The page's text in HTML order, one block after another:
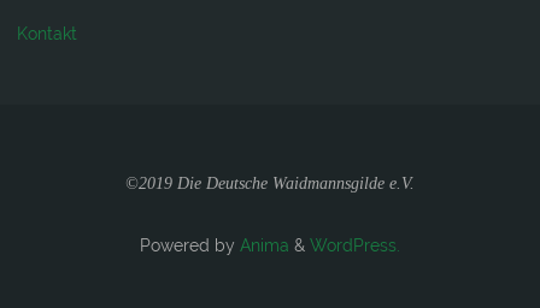
Kontakt
©2019 Die Deutsche Waidmannsgilde e.V.
Powered by Anima & WordPress.